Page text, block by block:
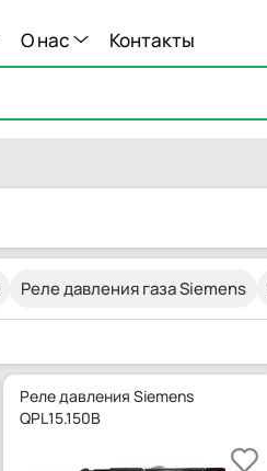
О нас Контакты
Реле давления газа Siemens
Реле давления Siemens
QPL15.150B